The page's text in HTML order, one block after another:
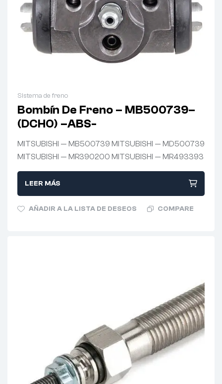
Sistema de freno
Bombín De Freno – MB500739–
(DCHO) –ABS-
MITSUBISHI — MB500739 MITSUBISHI — MD500739
MITSUBISHI — MR390200 MITSUBISHI — MR493393
LEER MÁS
AÑADIR A LA LISTA DE DESEOS COMPARE